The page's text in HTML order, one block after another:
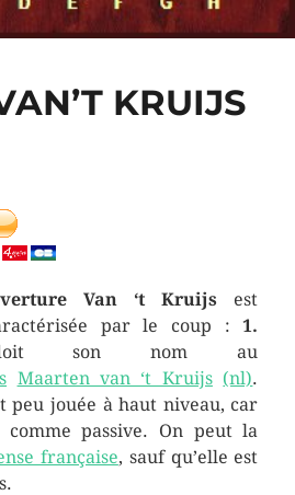
KRUIJS
Van ‘t Kruijs est
par le coup :1.
son nom au
Maarten van ‘t Kruijs (nl).
peu jouée à haut niveau, car
comme passive. On peut la
française, sauf qu’elle est